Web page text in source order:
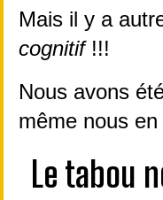
Mais il y a
cognitif !!!
Nous avons
même nous
Le tabou